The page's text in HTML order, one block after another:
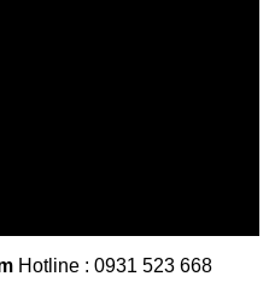
Hotline : 0931 523 668